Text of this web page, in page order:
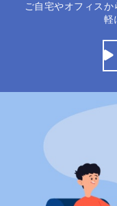
ご自宅やオフィス
軽